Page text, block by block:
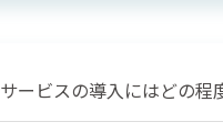
サービスの導入にはどの程